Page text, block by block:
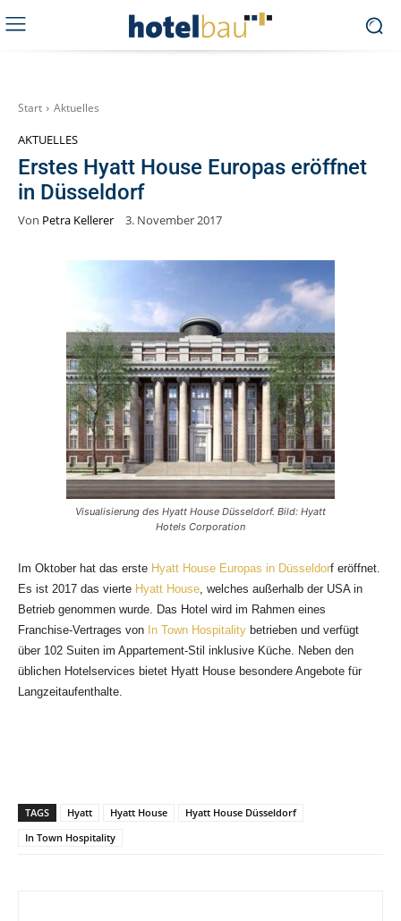
Start Aktuelles
AKTUELLES
Erstes Hyatt House Europas eröffnet
in Düsseldorf
Von Petra Kellerer 3. November 2017
Visualisierung des Hyatt House Düsseldorf. Bild: Hyatt
Hotels Corporation
Im Oktober hat das erste Hyatt House Europas in Düsseldorf eröffnet.
Es ist 2017 das vierte Hyatt House, welches außerhalb der USA in
Betrieb genommen wurde. Das Hotel wird im Rahmen eines
Franchise-Vertrages von In Town Hospitality betrieben und verfügt
über 102 Suiten im Appartement-Stil inklusive Küche. Neben den
üblichen Hotelservices bietet Hyatt House besondere Angebote für
Langzeitaufenthalte.
TAGS Hyatt Hyatt House
Hyatt House Düsseldorf
In Town Hospitality